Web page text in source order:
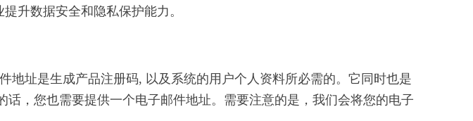
升数据安全和隐私保护能力。
址是生成产品注册码, 以及系统的用户个人资料所必需的。它同时也是
，您也需要提供一个电子邮件地址。需要注意的是，我们会将您的电子